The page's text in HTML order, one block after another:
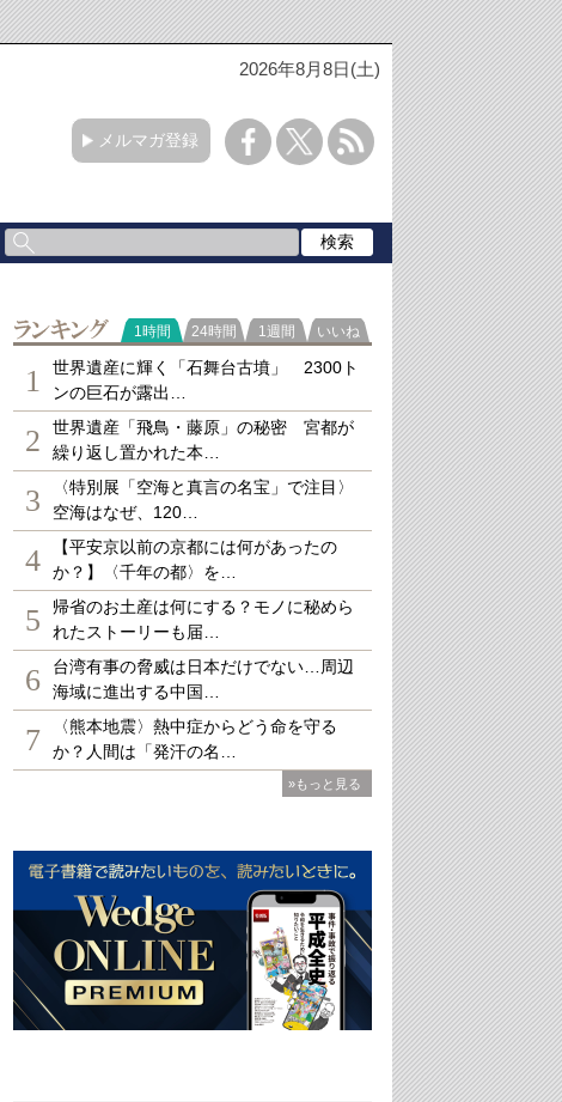
2026年8月8日(土)
メルマガ登録
ランキング
1時間 24時間 1週間 いいね
1
世界遺産に輝く「石舞台古墳」 2300ト
ンの巨石が露出…
2
世界遺産「飛鳥・藤原」の秘密 宮都が
繰り返し置かれた本…
3
〈特別展「空海と真言の名宝」で注目〉
空海はなぜ、120…
4
【平安京以前の京都には何があったの
か？】〈千年の都〉を…
5
帰省のお土産は何にする？モノに秘めら
れたストーリーも届…
6
台湾有事の脅威は日本だけでない…周辺
海域に進出する中国…
7
〈熊本地震〉熱中症からどう命を守る
か？人間は「発汗の名…
»もっと見る